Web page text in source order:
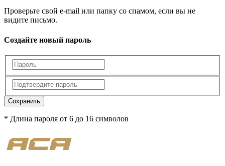
Проверьте свой e-mail или папку со спамом, если вы не
видите письмо.
Создайте новый пароль
Сохранить
* Длина пароля от 6 до 16 символов